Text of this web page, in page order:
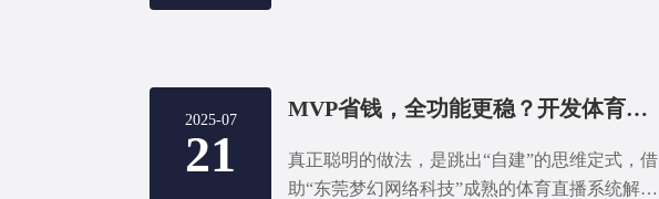
2025-07
21
MVP省钱，全功能更稳？开发体育直播平台，其实都实现！
真正聪明的做法，是跳出“自建”的思维定式，借
助“东莞梦幻网络科技”成熟的体育直播系统解决